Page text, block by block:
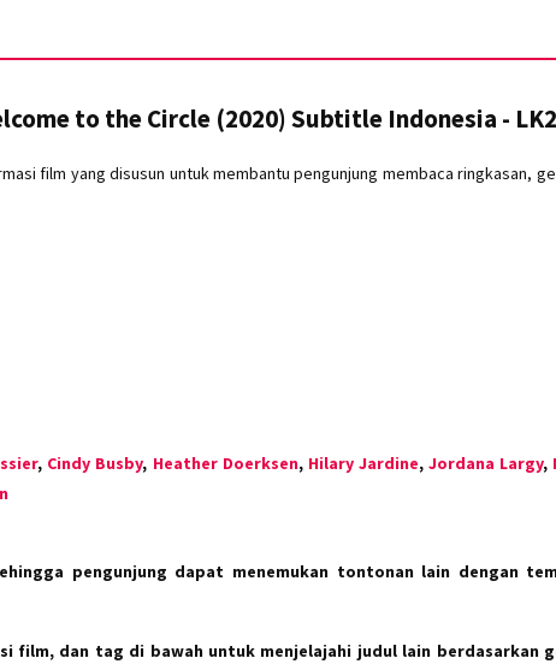
to the Circle (2020) Subtitle Indonesia -
film yang disusun untuk membantu pengunjung membaca ringkasan,
, Cindy Busby, Heather Doerksen, Hilary Jardine, Jordana Largy,
pengunjung dapat menemukan tontonan lain dengan
film, dan tag di bawah untuk menjelajahi judul lain berdasarkan